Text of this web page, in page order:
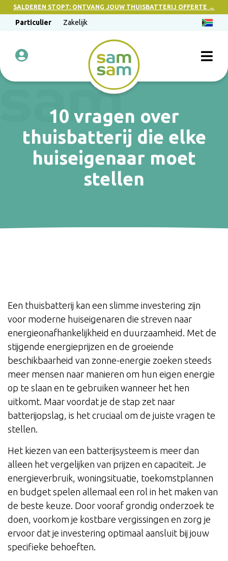
SALDEREN STOPT: ONTVANG JOUW THUISBATTERIJ OFFERTE →
Particulier Zakelijk
10 vragen over
thuisbatterij die elke
huiseigenaar moet
stellen
Een thuisbatterij kan een slimme investering zijn
voor moderne huiseigenaren die streven naar
energieonafhankelijkheid en duurzaamheid. Met de
stijgende energieprijzen en de groeiende
beschikbaarheid van zonne-energie zoeken steeds
meer mensen naar manieren om hun eigen energie
op te slaan en te gebruiken wanneer het hen
uitkomt. Maar voordat je de stap zet naar
batterijopslag, is het cruciaal om de juiste vragen te
stellen.
Het kiezen van een batterijsysteem is meer dan
alleen het vergelijken van prijzen en capaciteit. Je
energieverbruik, woningsituatie, toekomstplannen
en budget spelen allemaal een rol in het maken van
de beste keuze. Door vooraf grondig onderzoek te
doen, voorkom je kostbare vergissingen en zorg je
ervoor dat je investering optimaal aansluit bij jouw
specifieke behoeften.